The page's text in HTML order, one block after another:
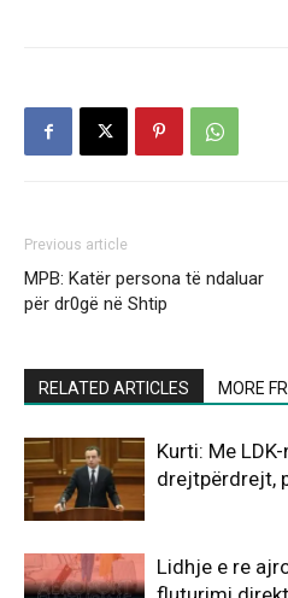
Previous article
MPB: Katër persona të ndaluar
për dr0gë në Shtip
RELATED ARTICLES MORE
Kurti: Me
drejtpërdrejt,
Lidhje e re